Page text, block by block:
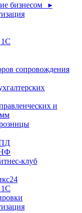
бизнесом ▸
сопровождения
и
клуб